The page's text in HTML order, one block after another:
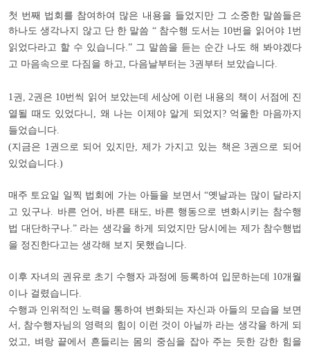
첫 번째 법회를 참여하여 많은 내용을 들었지만 그 소중한 말씀들은
하나도 생각나지 않고 단 한 말씀 “ 참수행 도서는 10번을 읽어야 1번
읽었다라고 할 수 있습니다.” 그 말씀을 듣는 순간 나도 해 봐야겠다
고 마음속으로 다짐을 하고, 다음날부터는 3권부터 보았습니다.
1권 , 2권은 10번씩 읽어 보았는데 세상에 이런 내용의 책이 서점에 진
열될 때도 있었다니 , 왜 나는 이제야 알게 되었지? 억울한 마음까지
들었습니다.
(지금은 1권으로 되어 있지만, 제가 가지고 있는 책은3권으로 되어
있었습니다.)
매주 토요일 일찍 법회에 가는 아들을 보면서“옛날과는 많이 달라지
고 있구나. 바른 언어 , 바른 태도, 바른 행동으로 변화시키는 참수행
법 대단하구나.” 라는 생각을 하게 되었지만 당시에는 제가 참수행법
을 정진한다고는 생각해 보지 못했습니다.
이후 자녀의 권유로 초기 수행자 과정에 등록하여 입문하는데 10개월
이나 걸렸습니다.
수행과 인위적인 노력을 통하여 변화되는 자신과 아들의 모습을 보면
서 , 참수행자님의 영력의 힘이 이런 것이 아닐까 라는 생각을 하게 되
었고, 벼랑 끝에서 흔들리는 몸의 중심을 잡아 주는 듯한 강한 힘을